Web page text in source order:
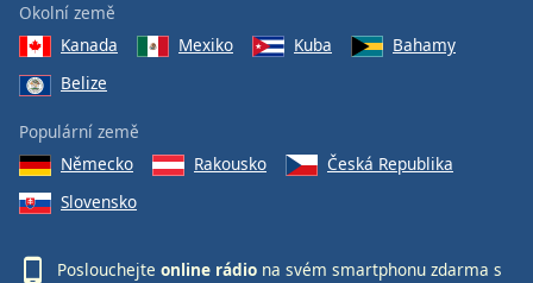
Okolní země
Kanada
Mexiko Kuba
Bahamy
Belize
Populární země
Německo
Rakousko
Česká Republika
Slovensko
Poslouchejte online rádio na svém smartphonu zdarma s